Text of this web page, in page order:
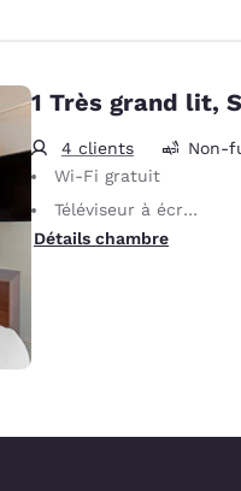
1 Très grand lit,
4 clients
Non-
Wi-Fi gratuit
Téléviseur à écran plat
Détails chambre